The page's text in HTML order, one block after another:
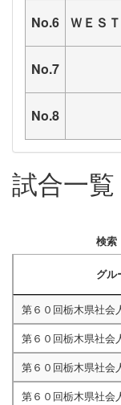
No.6 ＷＥＳ
No.7
No.8
試合一覧
検索
グル
第６０回栃木県社会
第６０回栃木県社会
第６０回栃木県社会
第６０回栃木県社会